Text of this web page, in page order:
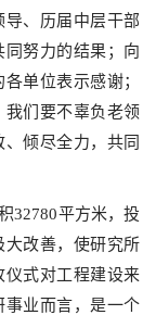
、历届中层干部
努力的结果；向
单位表示感谢；
我们要不辜负老领
倾尽全力，共同
平方米，投
大改善，使研究所
仪式对工程建设来
业而言，是一个